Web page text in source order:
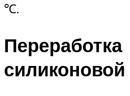
℃.
Переработка